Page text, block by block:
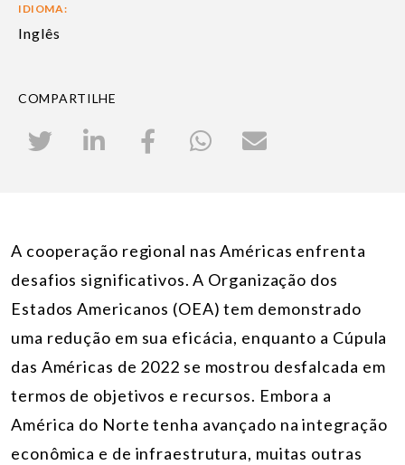
IDIOMA:
Inglês
COMPARTILHE
A cooperação regional nas Américas enfrenta
desafios significativos. A Organização dos
Estados Americanos (OEA) tem demonstrado
uma redução em sua eficácia, enquanto a Cúpula
das Américas de 2022 se mostrou desfalcada em
termos de objetivos e recursos. Embora a
América do Norte tenha avançado na integração
econômica e de infraestrutura, muitas outras